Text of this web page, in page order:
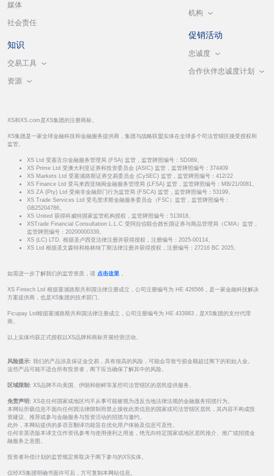
媒体
社会责任
知识
交易工具
资源
机构
促销活动
忠诚度
合作伙伴忠诚度计划
XS和XS.com是XS集团的注册商标。
XS集团是一家全球金融科技和金融服务提供商，集团与战略联盟实体在全球多个司法管辖区接受授权和
监管。
XS Ltd 受塞舌尔金融服务管理局 (FSA) 监管，监管牌照编号：SD089。
XS Prime Ltd 受澳大利亚证券和投资委员会 (ASIC) 监管，监管牌照编号：374409
XS Markets Ltd 受塞浦路斯证券交易委员会 (CySEC) 监管，监管牌照编号：412/22
XS Finance Ltd 受马来西亚纳闽金融服务管理局 (LFSA) 监管，监管牌照编号：MB/21/0081。
XS ZA (Pty) Ltd 受南非金融部门行为监管局 (FSCA) 监管，监管牌照编号：53199。
XS Trade Services Ltd 受毛里求斯金融服务委员会（FSC）监管，监管牌照编号：
GB25204786。
XS United 获得科威特国家监管机构授权，监管牌照编号：513918。
XSTrade Financial Consultation L.L.C 受阿拉伯联合酋长国证券与商品管理局（CMA）监管，
监管牌照编号：20200000339。
XS (LC) LTD. 根据圣卢西亚法律注册并获得授权，注册编号：2025-00114。
XS Ltd 根据圣文森特和格林纳丁斯法律注册并获得授权，注册编号：27216 BC 2025。
如需进一步了解我们的监管资质，请 点击这里 。
XS Fintech Ltd 根据塞浦路斯共和国法律注册成立，公司注册编号为 HE 426566，是一家金融科技解决
方案提供商，也是XS集团的技术部门。
Ficupay Ltd根据塞浦路斯共和国法律注册成立，公司注册编号为 HE 433983，是XS集团的支付代理
商。
以上实体均获正式授权以XS品牌和商标开展经营活动。
风险提示: 我们的产品涉及保证金交易，具有很高的风险，可能会导致亏损金额超过阁下的初始入金。
这些产品可能不适合所有投资者，阁下应当确保了解其中的风险。
区域限制: XS品牌不向美国、伊朗和朝鲜等某些司法管辖区的居民提供服务。
免责声明: XS在任何国家或地区均不从事可能被视为违反当地法律法规的金融服务招揽行为。
本网站所载信息不面向任何因法律限制而禁止接收此类信息的国家或司法管辖区居民，其内容不构成投
资建议、推荐或参与金融服务与投资活动的招揽与邀约。
此外，本网站提供的多语言翻译功能旨在优化用户体验及信息可及性。
任何非英语版本译文仅作资讯参考与使用便利之用途，绝无向特定国家或地区居民推介、推广或招揽金
融服务之意图。
投资者补偿计划的监管规定将取决于阁下参与的XS实体。
仅经XS集团明确书面许可后，方可复制本网站信息。